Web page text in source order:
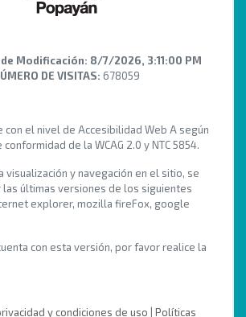
Modificación: 8/7/2026, 3:11:00 PM
DE VISITAS: 678059
con el nivel de Accesibilidad Web A según
de la WCAG 2.0 y NTC 5854.
visualización y navegación en el sitio, se
las últimas versiones de los siguientes
explorer, mozilla fireFox, google
con esta versión, por favor realice la
y condiciones de uso Políticas